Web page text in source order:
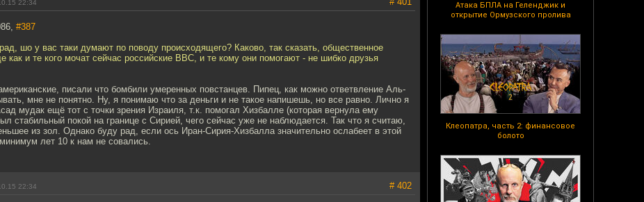
Атака БПЛА на Геленджик и
открытие Ормузского пролива
Клеопатра, часть 2: финансовое
болото
22:34
#387
шо у вас таки думают по поводу происходящего? Каково, так сказать, общественное
как и те кого мочат сейчас российские ВВС, и те кому они помогают - не шибко друзья
писали что бомбили умеренных повстанцев. Пипец, как можно ответвление Аль-
мне не понятно. Ну, я понимаю что за деньги и не такое напишешь, но все равно. Лично я
мудак ещё тот с точки зрения Израиля, т.к. помогал Хизбалле (которая вернула ему
стабильный покой на границе с Сирией, чего сейчас уже не наблюдается. Так что я считаю,
из зол. Однако буду рад, если ось Иран-Сирия-Хизбалла значительно ослабеет в этой
лет 10 к нам не совались.
22:34 # 402